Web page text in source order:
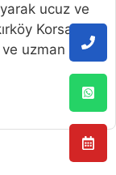
ucuz ve
Korsan
uzman